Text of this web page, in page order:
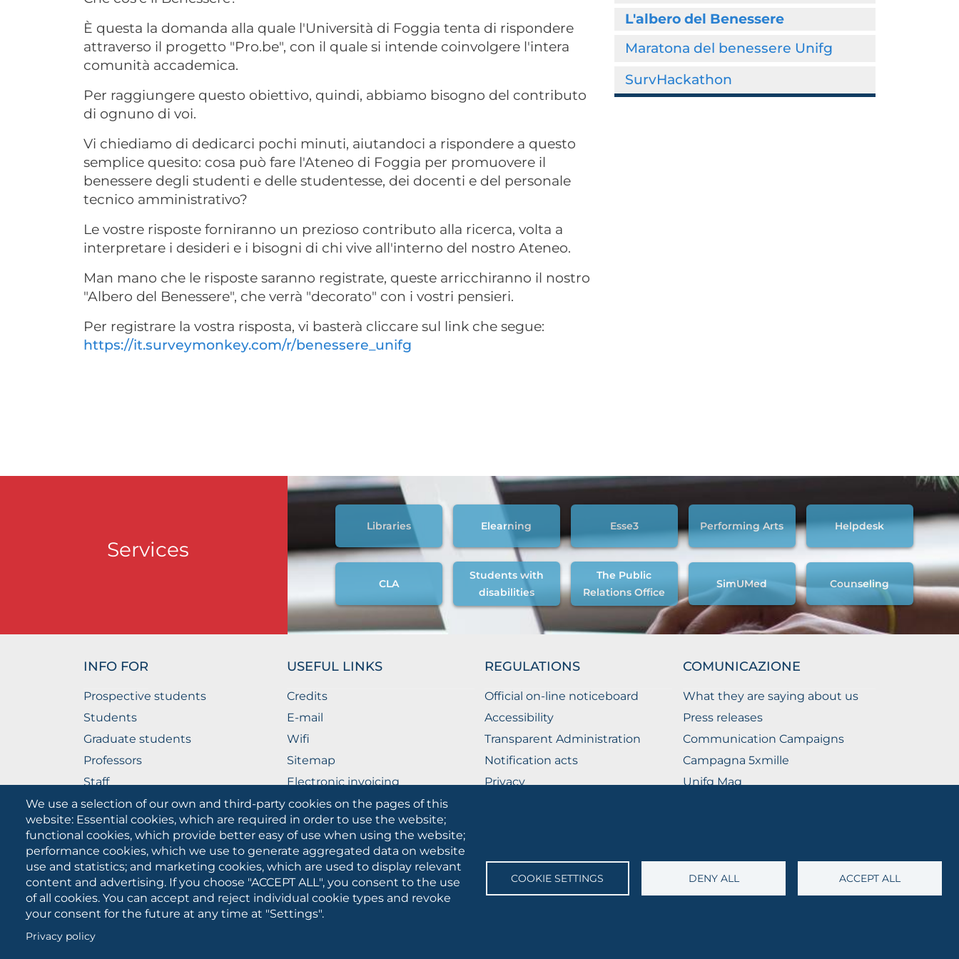
È questa la domanda alla quale l'Università di Foggia tenta di rispondere
attraverso il progetto "Pro.be", con il quale si intende coinvolgere l'intera
comunità accademica.
Per raggiungere questo obiettivo, quindi, abbiamo bisogno del contributo
di ognuno di voi.
Vi chiediamo di dedicarci pochi minuti, aiutandoci a rispondere a questo
semplice quesito: cosa può fare l'Ateneo di Foggia per promuovere il
benessere degli studenti e delle studentesse, dei docenti e del personale
tecnico amministrativo?
Le vostre risposte forniranno un prezioso contributo alla ricerca, volta a
interpretare i desideri e i bisogni di chi vive all'interno del nostro Ateneo.
Man mano che le risposte saranno registrate, queste arricchiranno il nostro
"Albero del Benessere", che verrà "decorato" con i vostri pensieri.
Per registrare la vostra risposta, vi basterà cliccare sul link che segue:
https://it.surveymonkey.com/r/benessere_unifg
L'albero del Benessere
Maratona del benessere Unifg
SurvHackathon
We use a selection of our own and third-party cookies on the pages of this
website: Essential cookies, which are required in order to use the website;
functional cookies, which provide better easy of use when using the website;
performance cookies, which we use to generate aggregated data on website
use and statistics; and marketing cookies, which are used to display relevant
content and advertising. If you choose "ACCEPT ALL", you consent to the use
of all cookies. You can accept and reject individual cookie types and revoke
your consent for the future at any time at "Settings".
Privacy policy
COOKIE SETTINGS DENY ALL ACCEPT ALL
Services
Libraries Elearning Esse3 Performing Arts Helpdesk
CLA
Students with
disabilities
The Public
Relations Office
SimUMed Counseling
INFO FOR
Prospective students
Students
Graduate students
Professors
Staff
Companies
USEFUL LINKS
Credits
E-mail
Wifi
Sitemap
Electronic invoicing
The Public Relations Office
REGULATIONS
Official on-line noticeboard
Accessibility
Transparent Administration
Notification acts
Privacy
settings
COMUNICAZIONE
What they are saying about us
Press releases
Communication Campaigns
Campagna 5xmille
Unifg Mag
SOCIAL
MEDIA
University of Foggia • Via A.Gramsci 89/91 • VAT number: 03016180717 • PEC: